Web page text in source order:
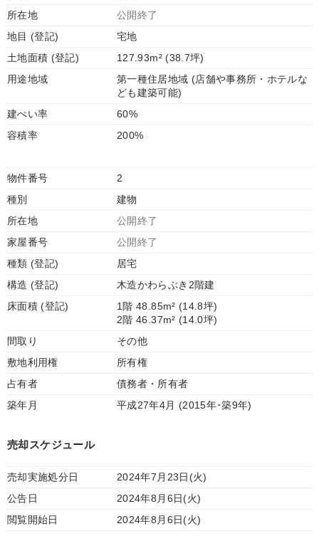
所在地
公開終了
地目 (登記)
宅地
土地面積 (登記)
127.93m² (38.7坪)
用途地域
第一種住居地域 (店舗や事務所・ホテルな
ども建築可能)
建ぺい率
60%
容積率
200%
物件番号
2
種別
建物
所在地
公開終了
家屋番号
公開終了
種類 (登記)
居宅
構造 (登記)
木造かわらぶき2階建
床面積 (登記)
1階 48.85m² (14.8坪)
2階 46.37m² (14.0坪)
間取り
その他
敷地利用権
所有権
占有者
債務者・所有者
築年月
平成27年4月 (2015年･築9年)
売却スケジュール
売却実施処分日
2024年7月23日(火)
公告日
2024年8月6日(火)
閲覧開始日
2024年8月6日(火)